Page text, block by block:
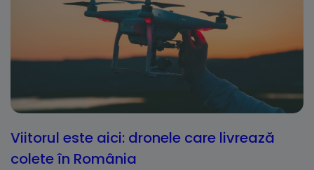
Viitorul este aici: dronele care livrează
colete în România